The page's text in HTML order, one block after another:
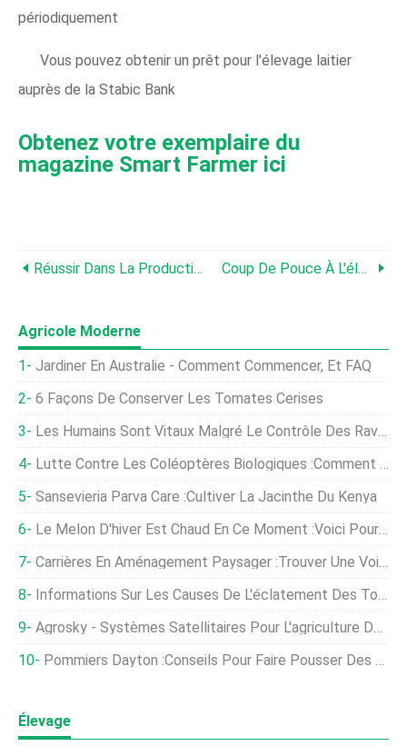
périodiquement
Vous pouvez obtenir un prêt pour l'élevage laitier
auprès de la Stabic Bank
Obtenez votre exemplaire du
magazine Smart Farmer ici
Réussir Dans La Production Laitière Coup De Pouce À L'élevage Laitier À Taita Taveta
Agricole Moderne
Jardiner En Australie - Comment Commencer, Et FAQ
6 Façons De Conserver Les Tomates Cerises
Les Humains Sont Vitaux Malgré Le Contrôle Des Ravageurs Et Des Maladies Des Cultures Par L'IA
Lutte Contre Les Coléoptères Biologiques :comment Garder Les Coléoptères Des Haricots Verts Naturellement
Sansevieria Parva Care :Cultiver La Jacinthe Du Kenya
Le Melon D'hiver Est Chaud En Ce Moment :voici Pourquoi
Carrières En Aménagement Paysager :trouver Une Voie Dans L'industrie
Informations Sur Les Causes De L'éclatement Des Tomates Et Sur La Prévention De La Fissuration Des Tomates
Agrosky - Systèmes Satellitaires Pour L'agriculture De Précision
Pommiers Dayton :Conseils Pour Faire Pousser Des Pommes Dayton À La Maison
Élevage